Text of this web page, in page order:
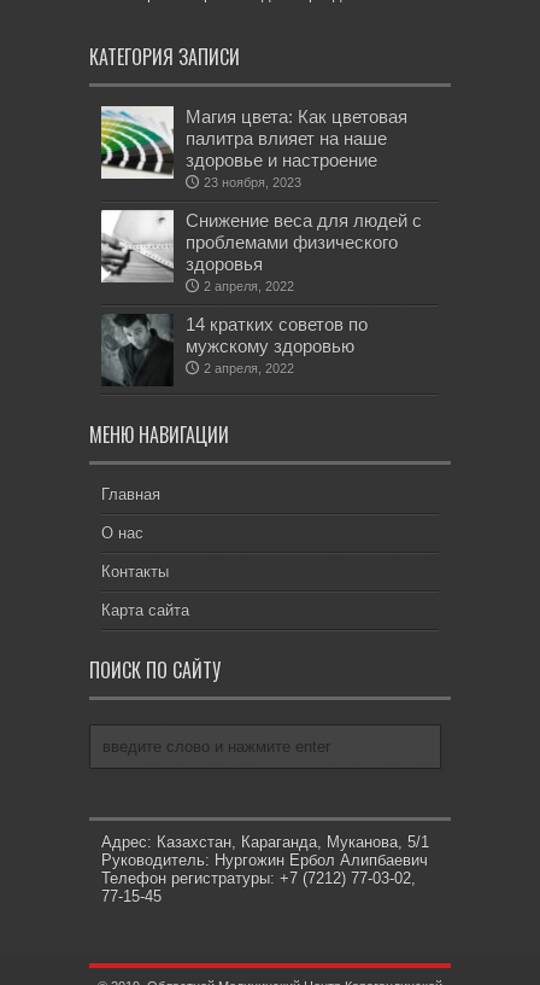
КАТЕГОРИЯ ЗАПИСИ
Магия цвета: Как цветовая
палитра влияет на наше
здоровье и настроение
23 ноября, 2023
Снижение веса для людей с
проблемами физического
здоровья
2 апреля, 2022
14 кратких советов по
мужскому здоровью
2 апреля, 2022
МЕНЮ НАВИГАЦИИ
Главная
О нас
Контакты
Карта сайта
ПОИСК ПО САЙТУ
Адрес: Казахстан, Караганда, Муканова, 5/1
Руководитель: Нургожин Ербол Алипбаевич
Телефон регистратуры: +7 (7212) 77-03-02,
77-15-45